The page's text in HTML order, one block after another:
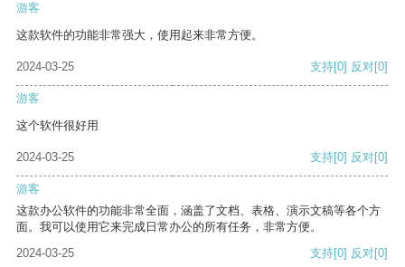
游客
这款软件的功能非常强大，使用起来非常方便。
2024-03-25 支持[0] 反对[0]
游客
这个软件很好用
2024-03-25 支持[0] 反对[0]
游客
这款办公软件的功能非常全面，涵盖了文档、表格、演示文稿等各个方
面。我可以使用它来完成日常办公的所有任务，非常方便。
2024-03-25
支持[0] 反对[0]